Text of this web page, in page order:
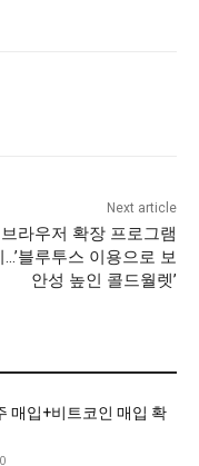
Next article
라우저 확장 프로그램
…’블루투스 이용으로 보
안성 높인 콜드월렛’
매입+비트코인 매입 확